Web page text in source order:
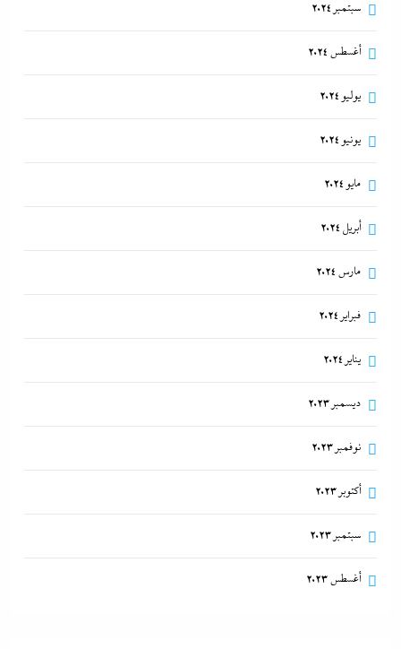
سبتمبر 2024
أغسطس 2024
يوليو 2024
يونيو 2024
مايو 2024
أبريل 2024
مارس 2024
فبراير 2024
يناير 2024
ديسمبر 2023
نوفمبر 2023
أكتوبر 2023
سبتمبر 2023
أغسطس 2023